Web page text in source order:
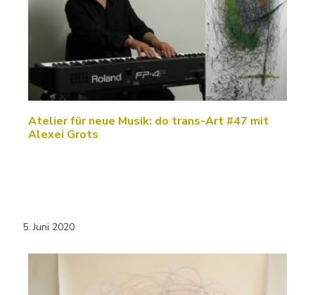
Atelier für neue Musik: do trans-Art #47 mit
Alexei Grots
5. Juni 2020